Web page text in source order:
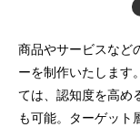
商品やサービスなど
ーを制作いたします。
ては、認知度を高め
も可能。ターゲット